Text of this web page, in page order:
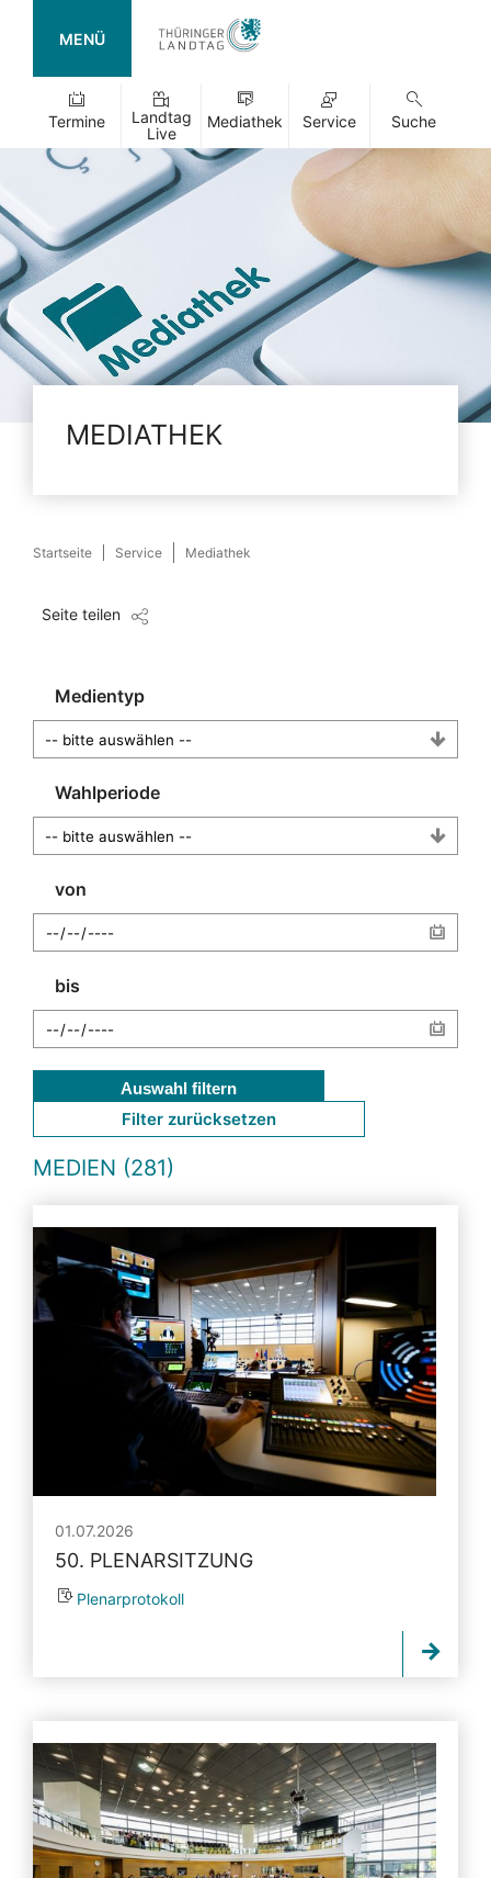
MENÜ
Termine
Landtag
Live
Mediathek Service Suche
MEDIATHEK
Startseite Service Mediathek
Seite teilen
Medientyp
Wahlperiode
von
bis
Auswahl filtern
Filter zurücksetzen
MEDIEN (281)
01.07.2026
50. PLENARSITZUNG
Plenarprotokoll